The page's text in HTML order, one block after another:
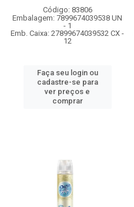
Código: 83806
Embalagem: 7899674039538 UN
- 1
Emb. Caixa: 27899674039532 CX -
12
Faça seu login ou
cadastre-se para
ver preços e
comprar